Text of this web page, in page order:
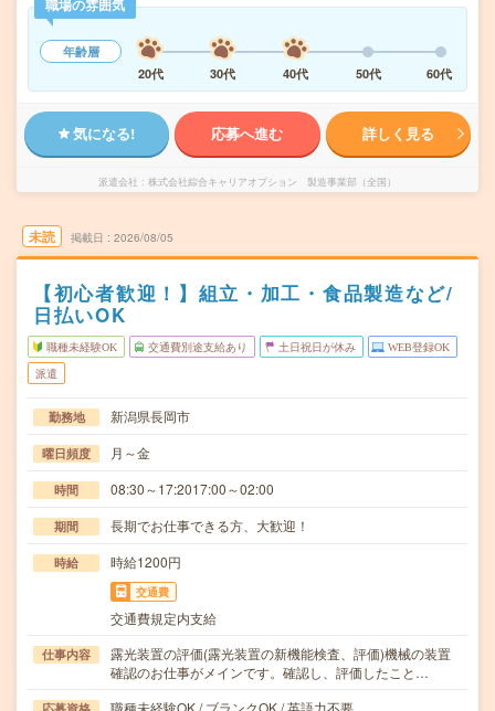
職場の雰囲気
年齢層
20代
30代 40代 50代 60代
気になる! 応募へ進む 詳しく見る
派遣会社 株式会社綜合キャリアオプション 製造事業部（全国）
未読 掲載日 2026/08/05
【初心者歓迎！】組立・加工・食品製造など/
日払いOK
職種未経験OK 交通費別途支給あり 土日祝日が休み WEB登録OK
派遣
勤務地 新潟県長岡市
曜日頻度 月～金
時間 08:30～17:2017:00～02:00
期間 長期でお仕事できる方、大歓迎！
時給 時給1200円
交通費
交通費規定内支給
仕事内容
露光装置の評価(露光装置の新機能検査、評価)機械の装置
確認のお仕事がメインです。確認し、評価したこと…
職種未経験OK / ブランクOK / 英語力不要